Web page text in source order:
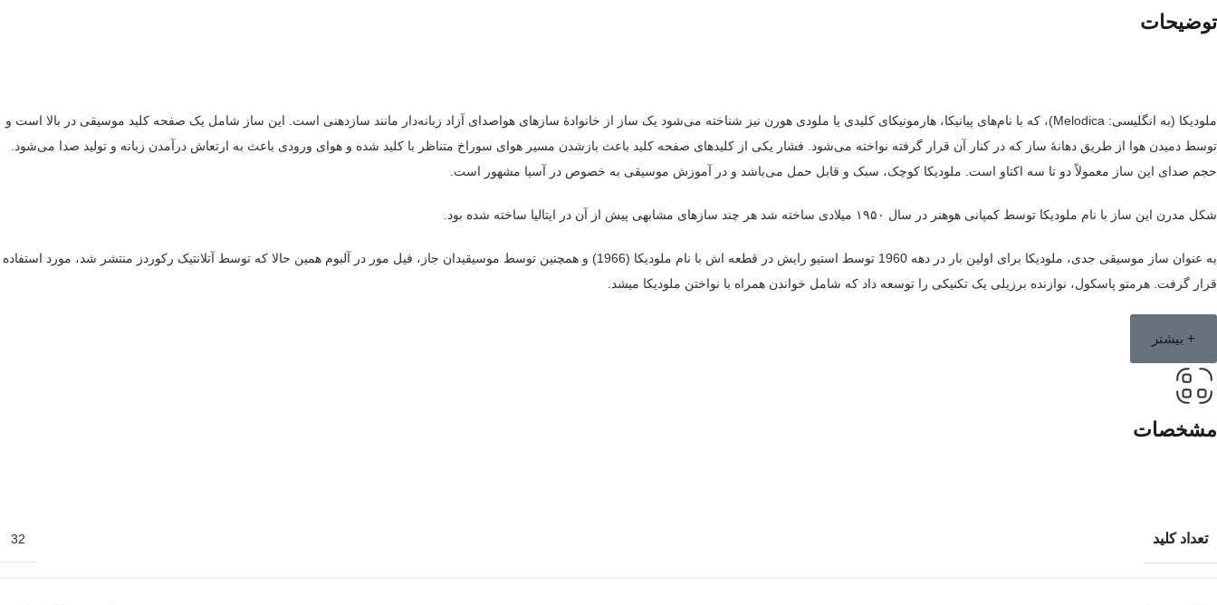
توضیحات
ملودیکا (به انگلیسی: Melodica)، که با نام‌های پیانیکا، هارمونیکای کلیدی یا ملودی هورن نیز شناخته می‌شود یک ساز از خانوادهٔ سازهای هواصدای آزاد زبانه‌دار مانند سازدهنی است. این ساز شامل یک صفحه کلید موسیقی در بالا است و
توسط دمیدن هوا از طریق دهانهٔ ساز که در کنار آن قرار گرفته نواخته می‌شود. فشار یکی از کلیدهای صفحه کلید باعث بازشدن مسیر هوای سوراخ متناظر با کلید شده و هوای ورودی باعث به ارتعاش درآمدن زبانه و تولید صدا می‌شود.
حجم صدای این ساز معمولاً دو تا سه اکتاو است. ملودیکا کوچک، سبک و قابل حمل می‌باشد و در آموزش موسیقی به خصوص در آسیا مشهور است.
شکل مدرن این ساز با نام ملودیکا توسط کمپانی هوهنر در سال ۱۹۵۰ میلادی ساخته شد هر چند سازهای مشابهی پیش از آن در ایتالیا ساخته شده بود.
به عنوان ساز موسیقی جدی، ملودیکا برای اولین بار در دهه 1960 توسط استیو رایش در قطعه اش با نام ملودیکا (1966) و همچنین توسط موسیقیدان جاز، فیل مور در آلبوم همین حالا که توسط آتلانتیک رکوردز منتشر شد، مورد استفاده
قرار گرفت. هرمتو پاسکول، نوازنده برزیلی یک تکنیکی را توسعه داد که شامل خواندن همراه با نواختن ملودیکا میشد.
+ بیشتر
مشخصات
تعداد کلید 32